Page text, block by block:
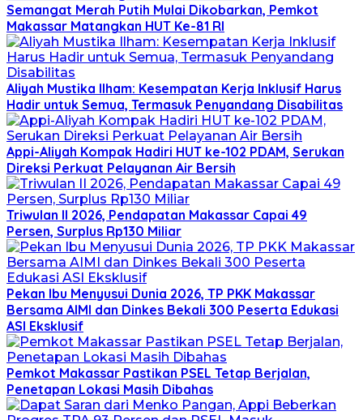
Semangat Merah Putih Mulai Dikobarkan, Pemkot
Makassar Matangkan HUT Ke-81 RI
Aliyah Mustika Ilham: Kesempatan Kerja Inklusif Harus
Hadir untuk Semua, Termasuk Penyandang Disabilitas
Appi-Aliyah Kompak Hadiri HUT ke-102 PDAM, Serukan
Direksi Perkuat Pelayanan Air Bersih
Triwulan II 2026, Pendapatan Makassar Capai 49
Persen, Surplus Rp130 Miliar
Pekan Ibu Menyusui Dunia 2026, TP PKK Makassar
Bersama AIMI dan Dinkes Bekali 300 Peserta Edukasi
ASI Eksklusif
Pemkot Makassar Pastikan PSEL Tetap Berjalan,
Penetapan Lokasi Masih Dibahas